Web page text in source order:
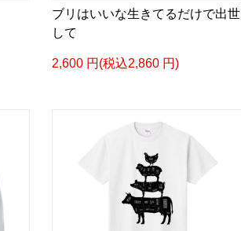
ブリはいいな生きてるだけで出世
して
2,600 円(税込2,860 円)